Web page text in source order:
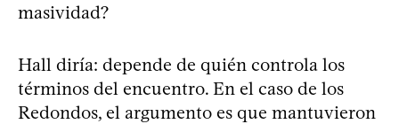
masividad?
Hall diría: depende de quién controla los
términos del encuentro. En el caso de los
Redondos, el argumento es que mantuvieron